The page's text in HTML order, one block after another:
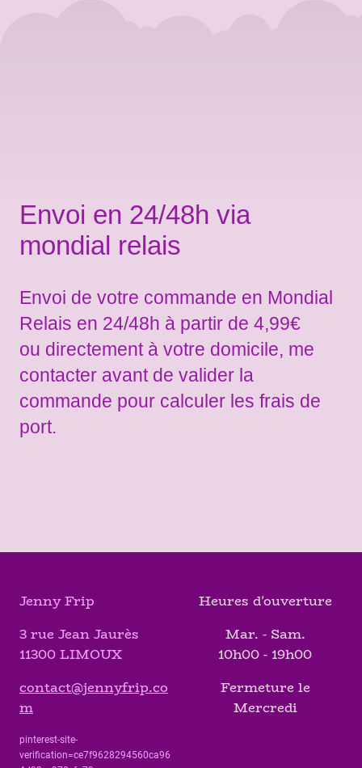
Envoi en 24/48h via
mondial relais
Envoi de votre commande en Mondial
Relais en 24/48h à partir de 4,99€
ou directement à votre domicile, me
contacter avant de valider la
commande pour calculer les frais de
port.
Jenny Frip
3 rue Jean Jaurès
11300 LIMOUX
contact@jennyfrip.co
m
pinterest-site-
verification=ce7f9628294560ca96
Heures d'ouverture
Mar. - Sam.
10h00 - 19h00
Fermeture le
Mercredi